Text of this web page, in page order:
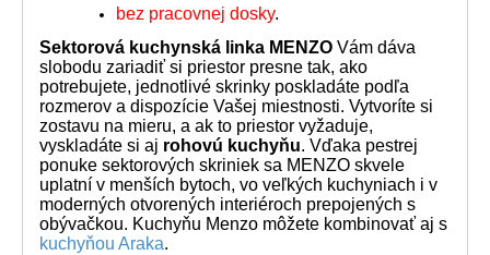
bez pracovnej dosky.
Sektorová kuchynská linka MENZO Vám dáva
slobodu zariadiť si priestor presne tak, ako
potrebujete, jednotlivé skrinky poskladáte podľa
rozmerov a dispozície Vašej miestnosti. Vytvoríte si
zostavu na mieru, a ak to priestor vyžaduje,
vyskladáte si aj rohovú kuchyňu. Vďaka pestrej
ponuke sektorových skriniek sa MENZO skvele
uplatní v menších bytoch, vo veľkých kuchyniach i v
moderných otvorených interiéroch prepojených s
obývačkou. Kuchyňu Menzo môžete kombinovať aj s
kuchyňou Araka.